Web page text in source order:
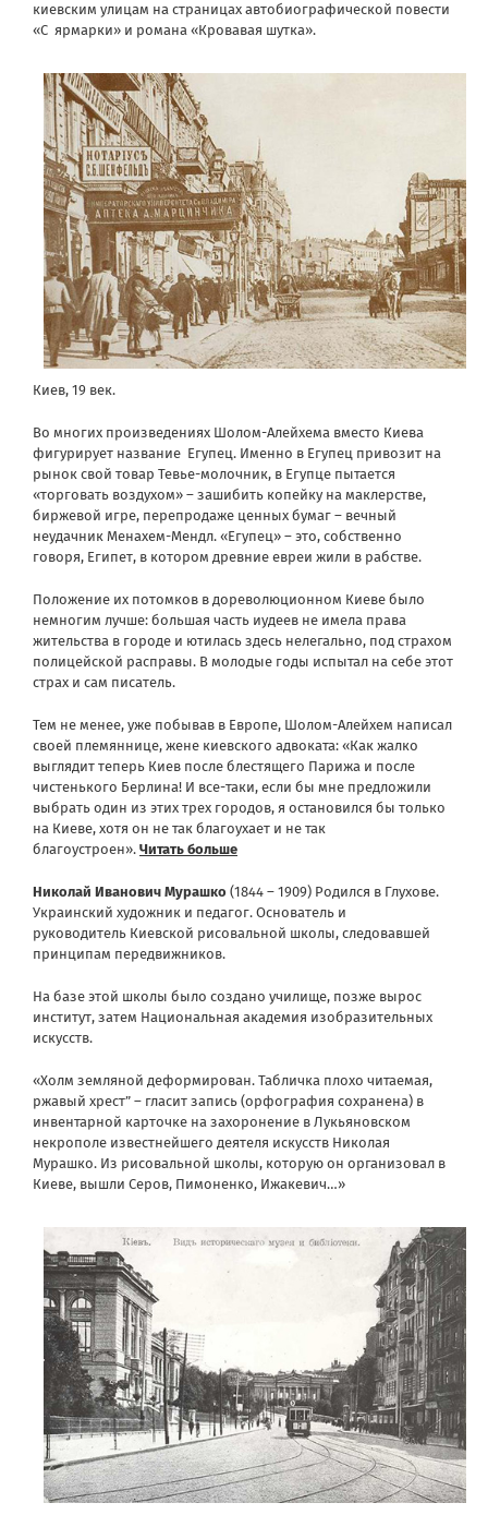
киевским улицам на страницах автобиографической повести
«С ярмарки» и романа «Кровавая шутка».
Киев, 19 век.
Во многих произведениях Шолом-Алейхема вместо Киева
фигурирует название Егупец. Именно в Егупец привозит на
рынок свой товар Тевье-молочник, в Егупце пытается
«торговать воздухом» – зашибить копейку на маклерстве,
биржевой игре, перепродаже ценных бумаг – вечный
неудачник Менахем-Мендл. «Егупец» – это, собственно
говоря, Египет, в котором древние евреи жили в рабстве.
Положение их потомков в дореволюционном Киеве было
немногим лучше: большая часть иудеев не имела права
жительства в городе и ютилась здесь нелегально, под страхом
полицейской расправы. В молодые годы испытал на себе этот
страх и сам писатель.
Тем не менее, уже побывав в Европе, Шолом-Алейхем написал
своей племяннице, жене киевского адвоката: «Как жалко
выглядит теперь Киев после блестящего Парижа и после
чистенького Берлина! И все-таки, если бы мне предложили
выбрать один из этих трех городов, я остановился бы только
на Киеве, хотя он не так благоухает и не так
благоустроен». Читать больше
Николай Иванович Мурашко (1844 – 1909) Родился в Глухове.
Украинский художник и педагог. Основатель и
руководитель Киевской рисовальной школы, следовавшей
принципам передвижников.
На базе этой школы было создано училище, позже вырос
институт, затем Национальная академия изобразительных
искусств.
«Холм земляной деформирован. Табличка плохо читаемая,
ржавый хрест” – гласит запись (орфография сохранена) в
инвентарной карточке на захоронение в Лукьяновском
некрополе известнейшего деятеля искусств Николая
Мурашко. Из рисовальной школы, которую он организовал в
Киеве, вышли Серов, Пимоненко, Ижакевич…»